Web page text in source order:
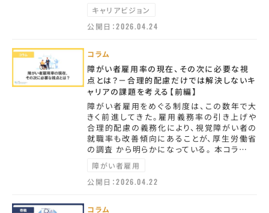
キャリアビジョン
公開日：2026.04.24
コラム
障がい者雇用率の現在、その次に必要な視
点とは？－合理的配慮だけでは解決しないキ
ャリアの課題を考える【前編】
障がい者雇用をめぐる制度は、この数年で大
きく前進してきた。雇用義務率の引き上げや
合理的配慮の義務化により、視覚障がい者の
就職率も改善傾向にあることが、厚生労働省
の調査 から明らかになっている。 本コラ…
障がい者雇用
公開日：2026.04.22
コラム